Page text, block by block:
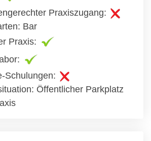
Praxiszugang:
Bar
Praxis:
Schulungen:
Öffentlicher Parkplatz